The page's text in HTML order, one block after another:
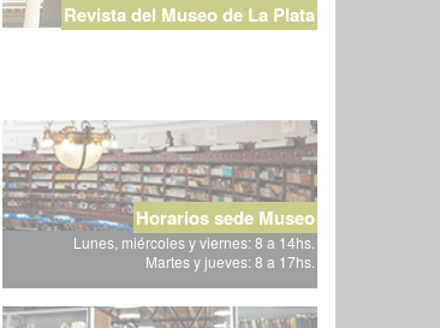
Revista del Museo de La Plata
Horarios sede Museo
Lunes, miércoles y viernes: 8 a 14hs.
Martes y jueves: 8 a 17hs.